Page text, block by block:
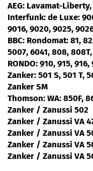
AEG: Lavamat-
Interfunk: de Luxe:
9016, 9020, 9025,
BBC: Rondomat: 81,
5007, 6041, 808, 808T,
RONDO: 910, 915, 916,
Zanker: 501 S, 501 T,
Zanker SM
Thomson: WA: 850F,
Zanker / Zanussi 502
Zanker / Zanussi VA
Zanker / Zanussi VA
Zanker / Zanussi VA
Zanker / Zanussi VA